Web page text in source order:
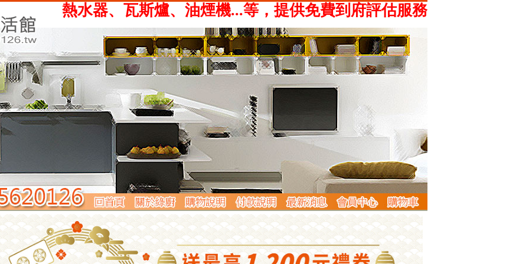
瓦斯爐、油煙機...等，提供免費到府評估服務